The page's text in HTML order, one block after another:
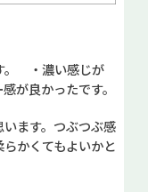
・濃い感じが
が良かったです。
ます。つぶつぶ感
かくてもよいかと